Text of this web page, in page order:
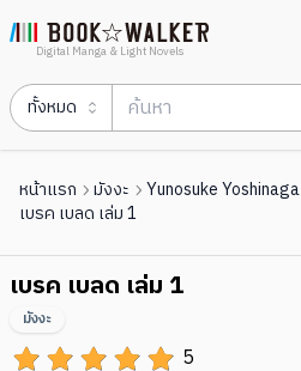
Digital Manga & Light Novels
ทั้งหมด
หน้าแรก มังงะ Yunosuke Yoshinaga
เบรค เบลด เล่ม 1
เบรค เบลด เล่ม 1
5
มังงะ